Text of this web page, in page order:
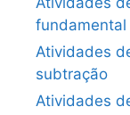
fundamental
Atividades
subtração
Atividades